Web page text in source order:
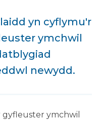
yn cyflymu'r
ymchwil
newydd.
ymchwil